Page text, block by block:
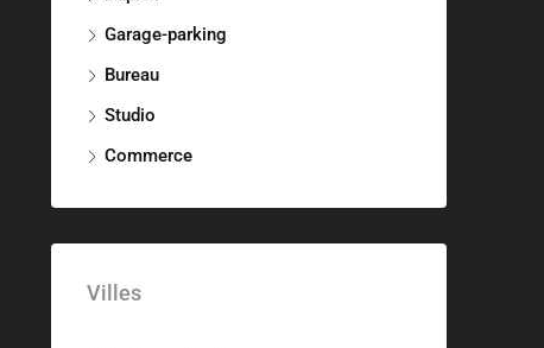
Garage-parking
Bureau
Studio
Commerce
Villes